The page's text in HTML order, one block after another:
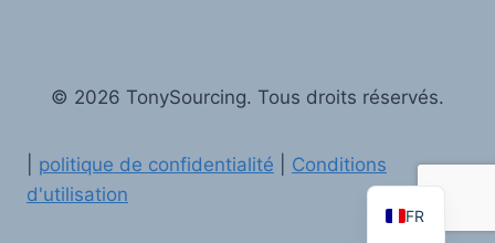
© 2026 TonySourcing. Tous droits réservés.
politique de confidentialité
Conditions
d'utilisation
FR
DE